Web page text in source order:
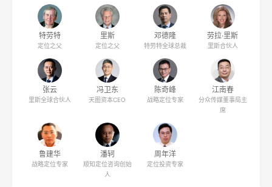
特劳特
定位之父
里斯
定位之父
邓德隆
特劳特全球总裁
劳拉·里斯
里斯合伙人
张云
里斯全球合伙人
冯卫东
天图资本CEO
陈奇峰
战略定位专家
江南春
分众传媒董事局主
席
鲁建华
战略定位专家
潘轲
顺知定位咨询创始
人
周年洋
定位投资专家